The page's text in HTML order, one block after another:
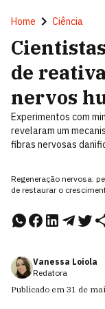
Home Ciência
de
nervos
Experimentos com
revelaram um
fibras nervosas
Regeneração nervosa:
de restaurar o
Vanessa Loiola
Redatora
Publicado em 31 de